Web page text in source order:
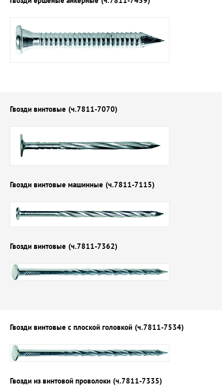
Гвозди винтовые (ч.7811-7070)
Гвозди винтовые машинные (ч.7811-7115)
Гвозди винтовые (ч.7811-7362)
Гвозди винтовые с плоской головкой (ч.7811-7534)
Гвозди из винтовой проволоки (ч.7811-7335)